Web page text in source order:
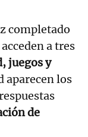
completado
a tres
juegos y
aparecen los
de